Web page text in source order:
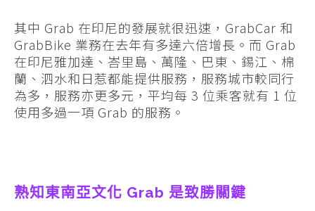
其中 Grab 在印尼的發展就很迅速，GrabCar 和
GrabBike 業務在去年有多達六倍增長。而 Grab
在印尼雅加達、峇里島、萬隆、巴東、錫江、棉
蘭、泗水和日惹都能提供服務，服務城市較同行
為多，服務亦更多元，平均每 3 位乘客就有 1 位
使用多過一項 Grab 的服務。
熟知東南亞文化 Grab 是致勝關鍵